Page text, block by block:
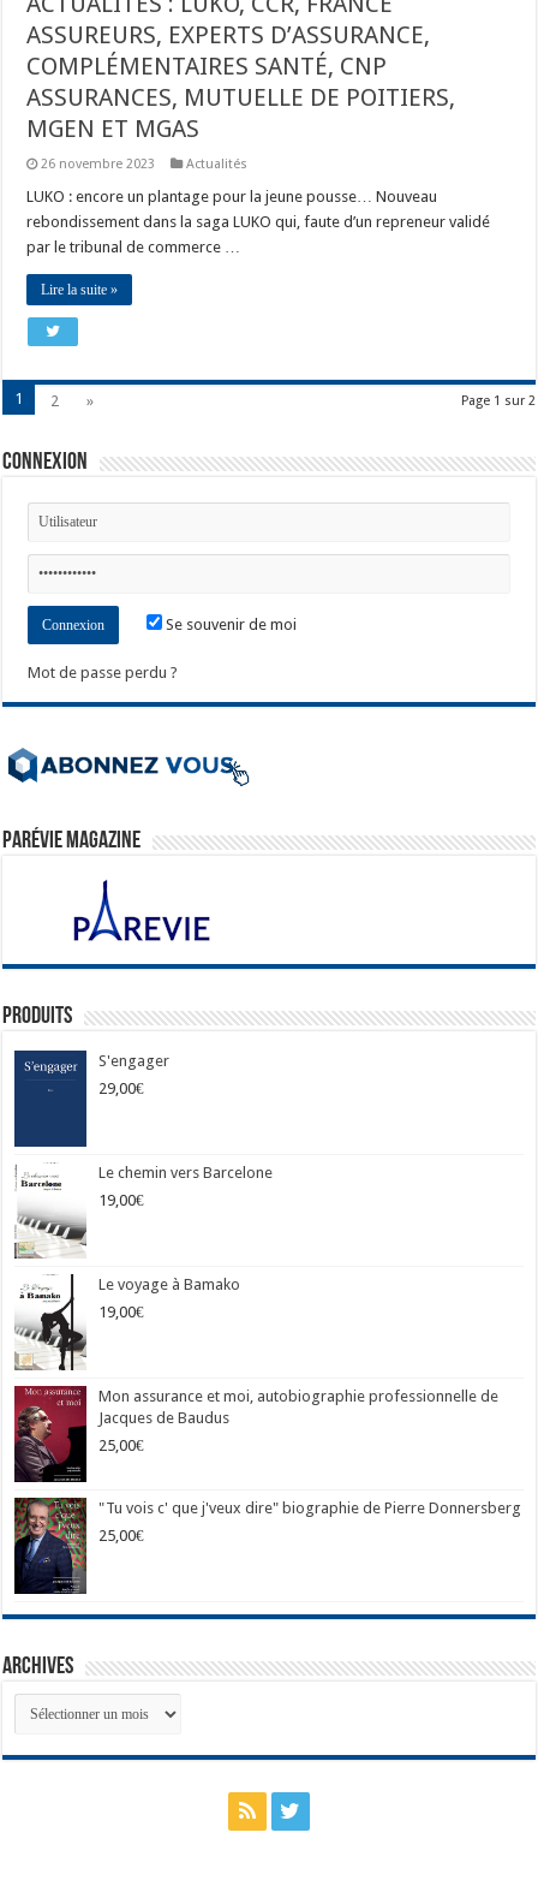
ASSUREURS, EXPERTS D’ASSURANCE,
COMPLÉMENTAIRES SANTÉ, CNP
ASSURANCES, MUTUELLE DE POITIERS,
MGEN ET MGAS
26 novembre 2023 Actualités
LUKO : encore un plantage pour la jeune pousse… Nouveau
rebondissement dans la saga LUKO qui, faute d’un repreneur validé
par le tribunal de commerce …
Lire la suite »
Page 1 sur 2
1 2 »
Connexion
Se souvenir de moi
Mot de passe perdu ?
ParéVie Magazine
Produits
S'engager
29,00€
Le chemin vers Barcelone
19,00€
Le voyage à Bamako
19,00€
Mon assurance et moi, autobiographie professionnelle de
Jacques de Baudus
25,00€
"Tu vois c' que j'veux dire" biographie de Pierre Donnersberg
25,00€
Archives
Archives